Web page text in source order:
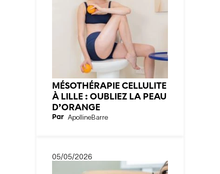
MÉSOTHÉRAPIE CELLULITE
À LILLE : OUBLIEZ LA PEAU
D’ORANGE
Par ApollineBarre
05/05/2026